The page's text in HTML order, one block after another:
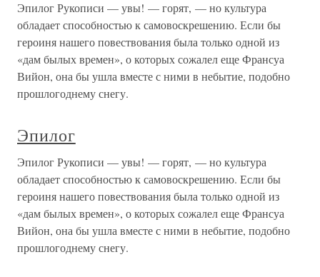
Эпилог Рукописи — увы! — горят, — но культура
обладает способностью к самовоскрешению. Если бы
героиня нашего повествования была только одной из
«дам былых времен», о которых сожалел еще Франсуа
Вийон, она бы ушла вместе с ними в небытие, подобно
прошлогоднему снегу.
Эпилог
Эпилог Рукописи — увы! — горят, — но культура
обладает способностью к самовоскрешению. Если бы
героиня нашего повествования была только одной из
«дам былых времен», о которых сожалел еще Франсуа
Вийон, она бы ушла вместе с ними в небытие, подобно
прошлогоднему снегу.